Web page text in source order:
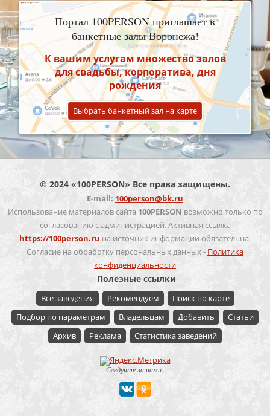
Портал 100PERSON приглашает в
банкетные залы Воронежа!
К вашим услугам множество залов
для свадьбы, корпоратива, дня
рождения
Выбрать банкетный зал на карте
© 2024 «100PERSON» Все права защищены.
E-mail: 100person@bk.ru
Использование материалов сайта 100PERSON возможно только по
согласованию с администрацией. Активная ссылка
https://100person.ru на источник информации обязательна.
Согласие на обработку персональных данных - Политика
конфиденциальности
Полезные ссылки
Все заведения Рекомендуем
Поиск по карте
Подбор по параметрам
Владельцам Добавить
Статьи
Архив
Реклама Статистика заведений
Следуйте за нами: